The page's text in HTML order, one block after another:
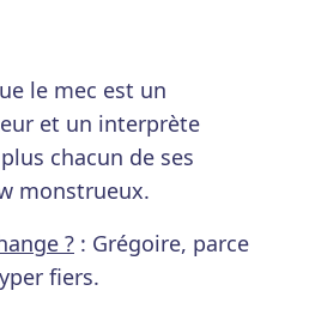
le mec est un
et un interprète
chacun de ses
monstrueux.
? : Grégoire, parce
fiers.